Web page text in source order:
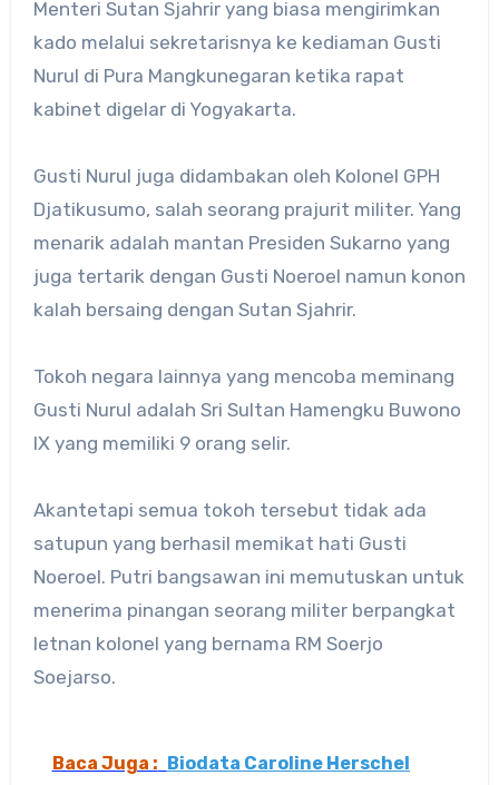
Menteri Sutan Sjahrir yang biasa mengirimkan
kado melalui sekretarisnya ke kediaman Gusti
Nurul di Pura Mangkunegaran ketika rapat
kabinet digelar di Yogyakarta.
Gusti Nurul juga didambakan oleh Kolonel GPH
Djatikusumo, salah seorang prajurit militer. Yang
menarik adalah mantan Presiden Sukarno yang
juga tertarik dengan Gusti Noeroel namun konon
kalah bersaing dengan Sutan Sjahrir.
Tokoh negara lainnya yang mencoba meminang
Gusti Nurul adalah Sri Sultan Hamengku Buwono
IX yang memiliki 9 orang selir.
Akantetapi semua tokoh tersebut tidak ada
satupun yang berhasil memikat hati Gusti
Noeroel. Putri bangsawan ini memutuskan untuk
menerima pinangan seorang militer berpangkat
letnan kolonel yang bernama RM Soerjo
Soejarso.
Baca Juga : Biodata Caroline Herschel